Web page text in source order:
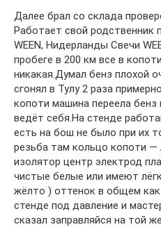
Далее брал со склада
Работает свой родственник
WEEN, Нидерланды Свечи
пробеге в 200 км все в
никакая.Думал бенз плохой
сгонял в Тулу 2 раза
копоти машина переела бенз
ведёт себя.На стенде
есть на бош не было при их
резьба там кольцо копоти —
изолятор центр электрод
чистые белые или имеют
жёлто ) оттенок в общем
стенде под давление и
сказал заправляйся на той